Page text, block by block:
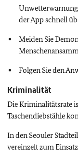
der App schnell
Meiden Sie
Folgen Sie den
Kriminalität
Die Kriminalitätsrate
Taschendiebstähle
In den Seouler
vereinzelt zum